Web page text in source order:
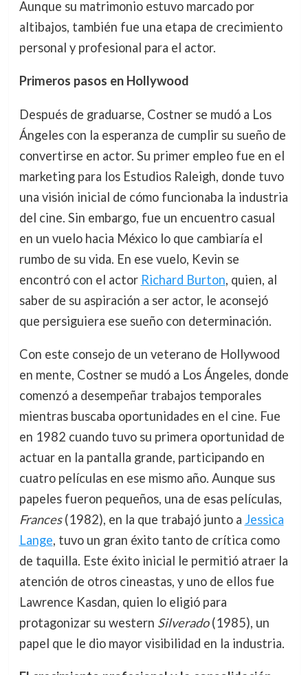
Aunque su matrimonio estuvo marcado por
altibajos, también fue una etapa de crecimiento
personal y profesional para el actor.
Primeros pasos en Hollywood
Después de graduarse, Costner se mudó a Los
Ángeles con la esperanza de cumplir su sueño de
convertirse en actor. Su primer empleo fue en el
marketing para los Estudios Raleigh, donde tuvo
una visión inicial de cómo funcionaba la industria
del cine. Sin embargo, fue un encuentro casual
en un vuelo hacia México lo que cambiaría el
rumbo de su vida. En ese vuelo, Kevin se
encontró con el actor Richard Burton, quien, al
saber de su aspiración a ser actor, le aconsejó
que persiguiera ese sueño con determinación.
Con este consejo de un veterano de Hollywood
en mente, Costner se mudó a Los Ángeles, donde
comenzó a desempeñar trabajos temporales
mientras buscaba oportunidades en el cine. Fue
en 1982 cuando tuvo su primera oportunidad de
actuar en la pantalla grande, participando en
cuatro películas en ese mismo año. Aunque sus
papeles fueron pequeños, una de esas películas,
Frances(1982), en la que trabajó junto a Jessica
Lange, tuvo un gran éxito tanto de crítica como
de taquilla. Este éxito inicial le permitió atraer la
atención de otros cineastas, y uno de ellos fue
Lawrence Kasdan, quien lo eligió para
protagonizar su western Silverado(1985), un
papel que le dio mayor visibilidad en la industria.